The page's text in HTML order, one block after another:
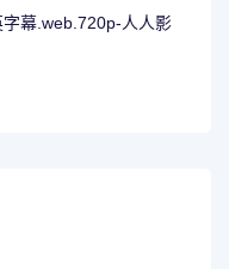
幕.web.720p-人人影